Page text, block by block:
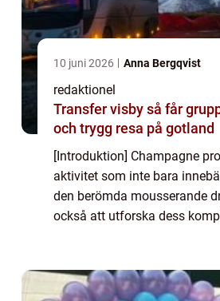
10 juni 2026 Anna Bergqvist
redaktionel
Transfer visby så får grupper en smidig
och trygg resa på gotland
[Introduktion] Champagne
aktivitet som inte bara
den berömda mousserande
också att utforska dess
värl...